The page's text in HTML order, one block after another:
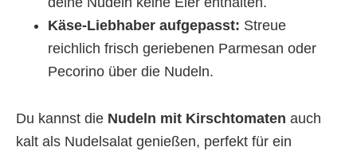
Käse-Liebhaber aufgepasst: Streue
reichlich frisch geriebenen Parmesan oder
Pecorino über die Nudeln.
Du kannst die Nudeln mit Kirschtomaten auch
kalt als Nudelsalat genießen, perfekt für ein